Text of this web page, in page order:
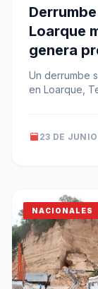
Loarque
genera
Un derrumbe
en Loarque,
23 DE
NACIONALES